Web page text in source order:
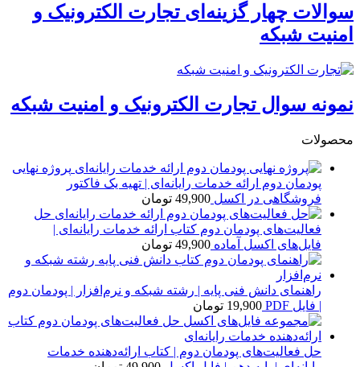
سوالات چهار گزینه‌ای تجارت الکترونیک و
امنیت شبکه
نمونه سوال تجارت الکترونیک و امنیت شبکه
محصولات
پروژه نهایی
پودمان دوم ارائه خدمات رایانه‌ای | تهیه یک فاکتور
فروشگاهی در اکسل 49,900 تومان
حل
فعالیت‌های پودمان دوم کتاب ارائه خدمات رایانه‌ای |
فایل‌های اکسل آماده 49,900 تومان
راهنمای دانش فنی پایه | رشته شبکه و نرم‌افزار | پودمان دوم
| فایل PDF
19,900 تومان
حل فعالیت‌های پودمان دوم | کتاب ارائه‌دهنده خدمات